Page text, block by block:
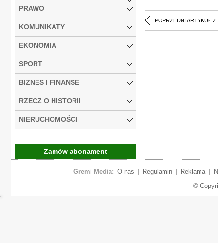
POPRZEDNI ARTYKUŁ Z
PRAWO
KOMUNIKATY
EKONOMIA
SPORT
BIZNES I FINANSE
RZECZ O HISTORII
NIERUCHOMOŚCI
Zamów abonament
Gremi Media: O nas Regulamin Reklama
©